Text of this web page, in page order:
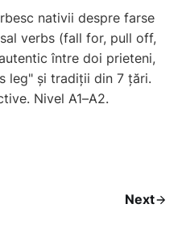
nativii despre farse
verbs (fall for, pull off,
între doi prieteni,
leg" și tradiții din 7 țări.
Nivel A1–A2.
Next